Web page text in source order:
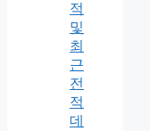
적
및
최
근
전
적
데